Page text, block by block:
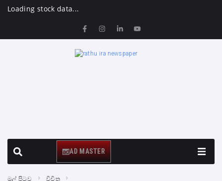
Loading stock data...
AD MASTER
මුල් පිටුව
විචිත්‍ර